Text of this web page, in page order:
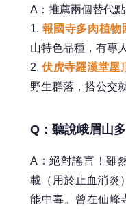
A：推薦兩個替代點
1. 報國寺多肉植物
山特色品種，有專
2.伏虎寺羅漢堂屋
野生群落，搭公交
Q：聽說峨眉山
A：絕對謠言！雖
載（用於止血消炎
能中毒。曾在仙峰